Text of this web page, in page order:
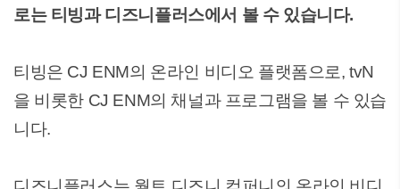
로는 티빙과 디즈니플러스에서 볼 수 있습니다.
티빙은 CJ ENM의 온라인 비디오 플랫폼으로, tvN
을 비롯한 CJ ENM의 채널과 프로그램을 볼 수 있습
니다.